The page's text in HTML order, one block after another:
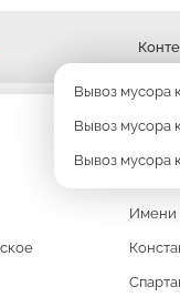
Имени
Вывоз мусора
Вывоз мусора
Вывоз мусора